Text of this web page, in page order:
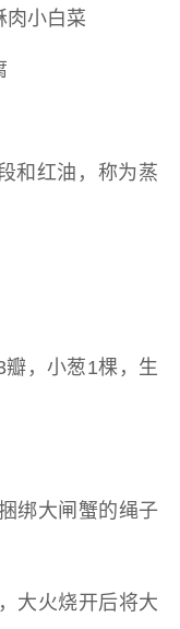
肉小白菜
和红油，称为蒸
，小葱1棵，生
大闸蟹的绳子
火烧开后将大